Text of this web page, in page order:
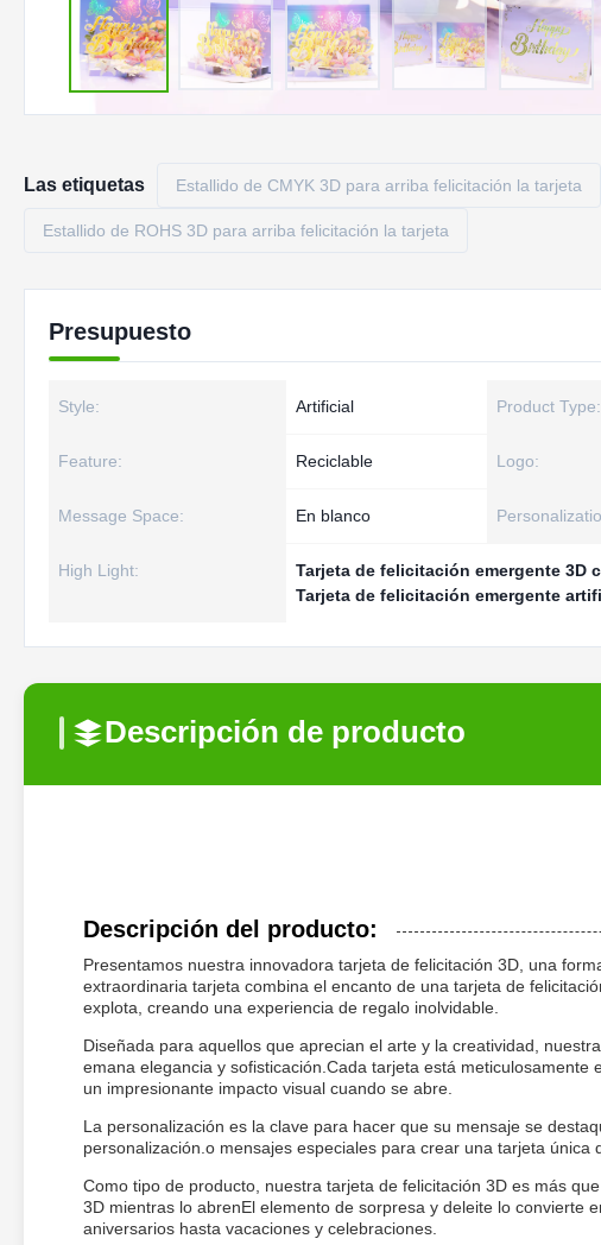
Las etiquetas Estallido de CMYK 3D para arriba felicitación la tarjeta
Estallido de ROHS 3D para arriba felicitación la tarjeta
Presupuesto
Style: Artificial Product Type:
Feature: Reciclable Logo:
Message Space: En blanco
High Light: Tarjeta de felicitación emergente 3D
Tarjeta de felicitación emergente
Descripción de producto
Descripción del producto:
Presentamos nuestra innovadora tarjeta de felicitación 3D, una
extraordinaria tarjeta combina el encanto de una tarjeta de
explota, creando una experiencia de regalo inolvidable.
Diseñada para aquellos que aprecian el arte y la creatividad,
emana elegancia y sofisticación.Cada tarjeta está
un impresionante impacto visual cuando se abre.
La personalización es la clave para hacer que su mensaje se
personalización.o mensajes especiales para crear una tarjeta única
Como tipo de producto, nuestra tarjeta de felicitación 3D es más
3D mientras lo abrenEl elemento de sorpresa y deleite lo convierte
aniversarios hasta vacaciones y celebraciones.